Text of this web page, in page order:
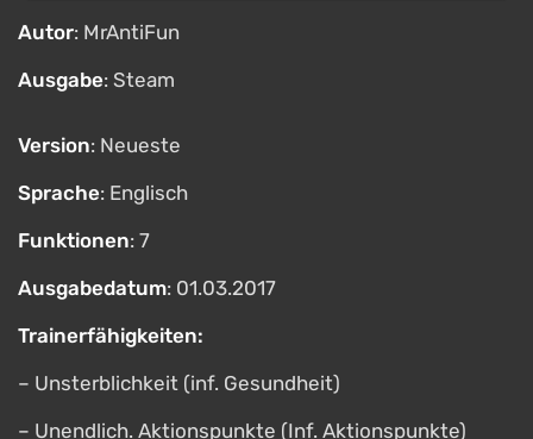
Autor: MrAntiFun
Ausgabe: Steam
Version: Neueste
Sprache: Englisch
Funktionen: 7
Ausgabedatum: 01.03.2017
Trainerfähigkeiten:
– Unsterblichkeit (inf. Gesundheit)
– Unendlich. Aktionspunkte (Inf. Aktionspunkte)